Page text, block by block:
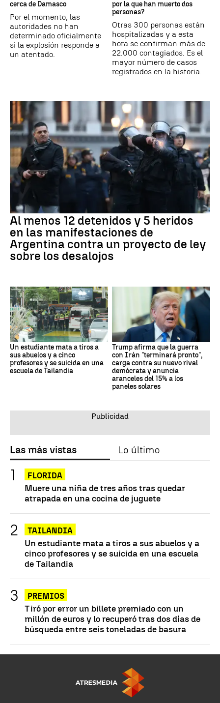
cerca de Damasco
Por el momento, las
autoridades no han
determinado oficialmente
si la explosión responde a
un atentado.
por la que han muerto dos
personas?
Otras 300 personas están
hospitalizadas y a esta
hora se confirman más de
22.000 contagiados. Es el
mayor número de casos
registrados en la historia.
Al menos 12 detenidos y 5 heridos
en las manifestaciones de
Argentina contra un proyecto de ley
sobre los desalojos
Un estudiante mata a tiros a
sus abuelos y a cinco
profesores y se suicida en una
escuela de Tailandia
Trump afirma que la guerra
con Irán "terminará pronto",
carga contra su nuevo rival
demócrata y anuncia
aranceles del 15% a los
paneles solares
Las más vistas Lo último
FLORIDA
Muere una niña de tres años tras quedar
atrapada en una cocina de juguete
TAILANDIA
Un estudiante mata a tiros a sus abuelos y a
cinco profesores y se suicida en una escuela
de Tailandia
PREMIOS
Tiró por error un billete premiado con un
millón de euros y lo recuperó tras dos días de
búsqueda entre seis toneladas de basura